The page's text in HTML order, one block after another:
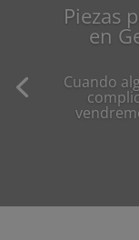
Piezas
en
Cuando